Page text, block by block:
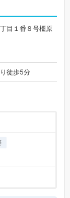
目１番８号橿原
徒歩5分